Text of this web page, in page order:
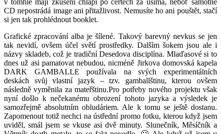
CD nepostrádá image ani přitažlivost. Nemusíte ho ani pouštět, stačí
si jen tak prohlédnout booklet.
Grafické zpracování alba je šílené. Takový barevný nevkus se jen
tak nevidí, ovšem účel světí prostředky. Dalším šokem jsou ale i
názvy skladeb, což je tradiční Desedova disciplína. Mlaďasové si to
dnes už asi pamatovat nebudou, nicméně Jirkova domovská kapela
DARK GAMBALLE používala na svých experimentálních
deskách svůj vlastní jazyk – tzv. gamballštinu, kterou ovšem
následně vyměnila za mateřštinu.Pro potřeby nového projektu však
nyní došlo k nečekanému obrození tohoto jazyka a výsledek je
samozřejmě absolutním obludáriem. Ale k tomu se ještě dostanu.
Zapomenout totiž nechci na ústřední promo fotku, kterou když jsem
uviděl, smál jsem se vkuse asi dvě minuty. Slunečník, Měsíčník a